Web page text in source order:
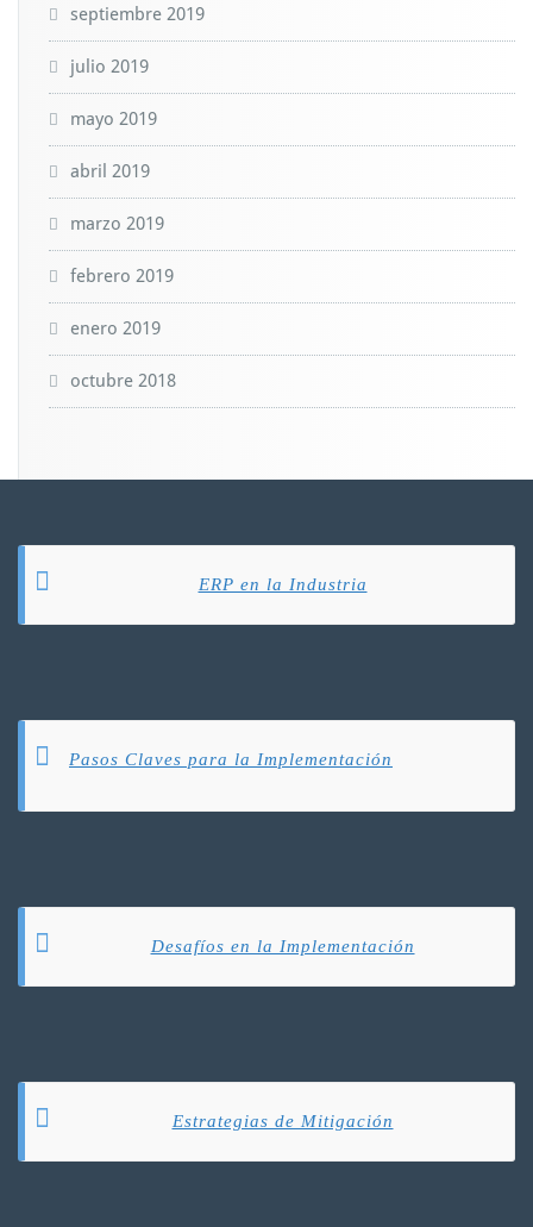
septiembre 2019
julio 2019
mayo 2019
abril 2019
marzo 2019
febrero 2019
enero 2019
octubre 2018
ERP en la Industria
Pasos Claves para la Implementación
Desafíos en la Implementación
Estrategias de Mitigación